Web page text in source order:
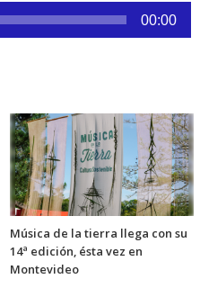
00:00
Música de la tierra llega con su
14ª edición, ésta vez en
Montevideo